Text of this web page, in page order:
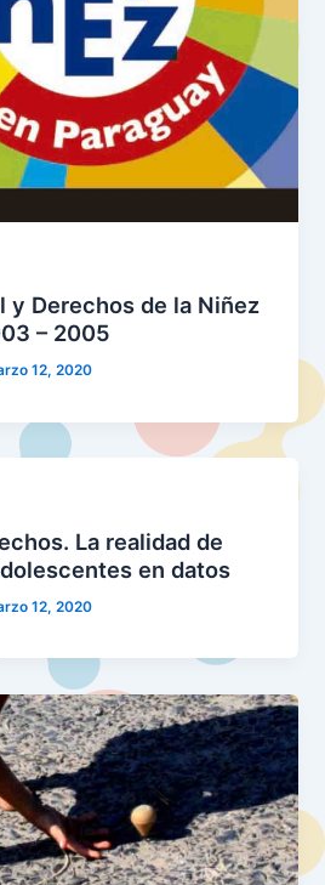
y Derechos de la Niñez
– 2005
12, 2020
La realidad de
en datos
12, 2020